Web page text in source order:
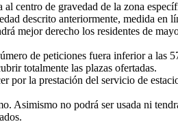
centro de gravedad de la zona
descrito anteriormente, medida
mejor derecho los residentes de
de peticiones fuera inferior a
totalmente las plazas ofertadas.
la prestación del servicio de
Asimismo no podrá ser usada ni